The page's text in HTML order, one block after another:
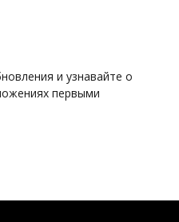
и узнавайте о
первыми